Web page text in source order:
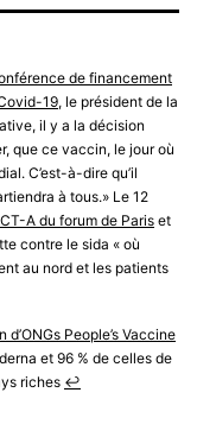
de financement
19, le président de la
il y a la décision
que ce vaccin, le jour où
C’est-à-dire qu’il
à tous.» Le 12
A du forum de Pariset
contre le sida « où
au nord et les patients
d’ONGs People’s Vaccine
et 96 % de celles de
riches ↩︎